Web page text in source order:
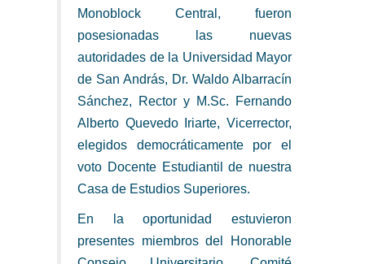
Monoblock Central, fueron
posesionadas las nuevas
autoridades de la Universidad Mayor
de San András, Dr. Waldo Albarracín
Sánchez, Rector y M.Sc. Fernando
Alberto Quevedo Iriarte, Vicerrector,
elegidos democráticamente por el
voto Docente Estudiantil de nuestra
Casa de Estudios Superiores.
En la oportunidad estuvieron
presentes miembros del Honorable